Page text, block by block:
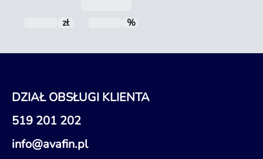
zł %
DZIAŁ OBSŁUGI KLIENTA
519 201 202
info@avafin.pl